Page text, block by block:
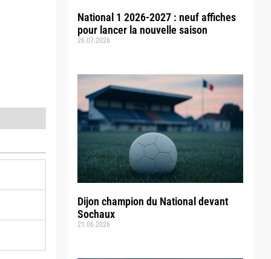
National 1 2026-2027 : neuf affiches
pour lancer la nouvelle saison
26.07.2026
Dijon champion du National devant
Sochaux
21.06.2026